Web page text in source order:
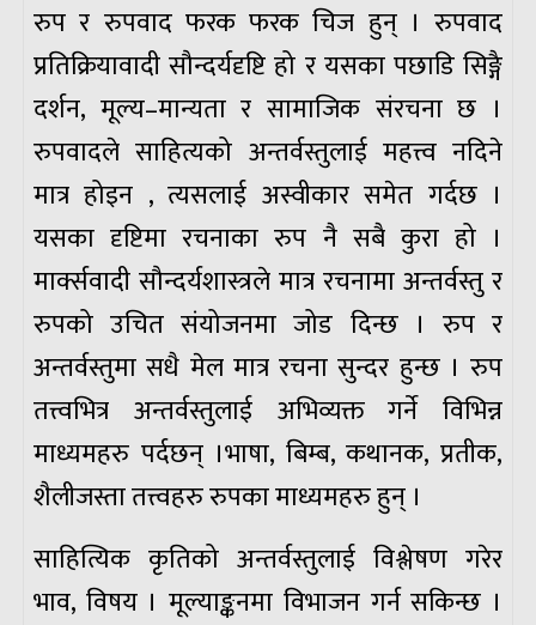
रुप र रुपवाद फरक फरक चिज हुन् । रुपवाद
प्रतिक्रियावादी सौन्दर्यदृष्टि हो र यसका पछाडि सिङ्गै
दर्शन, मूल्य–मान्यता र सामाजिक संरचना छ ।
रुपवादले साहित्यको अन्तर्वस्तुलाई महत्त्व नदिने
मात्र होइन , त्यसलाई अस्वीकार समेत गर्दछ ।
यसका दृष्टिमा रचनाका रुप नै सबै कुरा हो ।
मार्क्सवादी सौन्दर्यशास्त्रले मात्र रचनामा अन्तर्वस्तु र
रुपको उचित संयोजनमा जोड दिन्छ । रुप र
अन्तर्वस्तुमा सधै मेल मात्र रचना सुन्दर हुन्छ । रुप
तत्त्वभित्र अन्तर्वस्तुलाई अभिव्यक्त गर्ने विभिन्न
माध्यमहरु पर्दछन् ।भाषा, बिम्ब, कथानक, प्रतीक,
शैलीजस्ता तत्त्वहरु रुपका माध्यमहरु हुन् ।
साहित्यिक कृतिको अन्तर्वस्तुलाई विश्लेषण गरेर
भाव, विषय । मूल्याङ्कनमा विभाजन गर्न सकिन्छ ।